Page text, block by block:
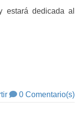
dedicada al
0 Comentario(s)